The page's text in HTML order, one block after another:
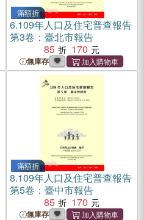
滿額折
6.109年人口及住宅普查報告
第3卷：臺北市報告
85
170
無庫存
滿額折
8.109年人口及住宅普查報告
第5卷：臺中市報告
85
170
無庫存